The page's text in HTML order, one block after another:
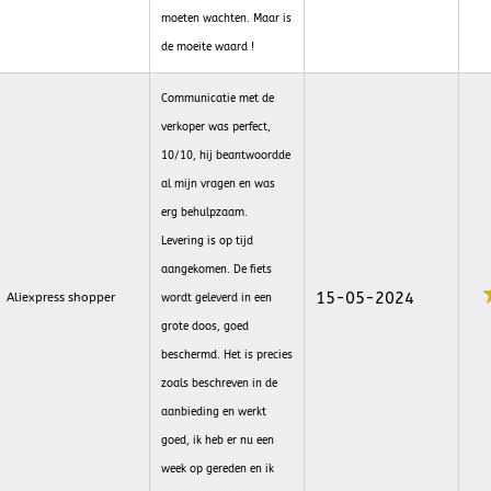
moeten wachten. Maar is
de moeite waard !
Aliexpress shopper
Communicatie met de
verkoper was perfect,
10/10, hij beantwoordde
al mijn vragen en was
erg behulpzaam.
Levering is op tijd
aangekomen. De fiets
wordt geleverd in een
grote doos, goed
beschermd. Het is precies
zoals beschreven in de
aanbieding en werkt
goed, ik heb er nu een
week op gereden en ik
15-05-2024